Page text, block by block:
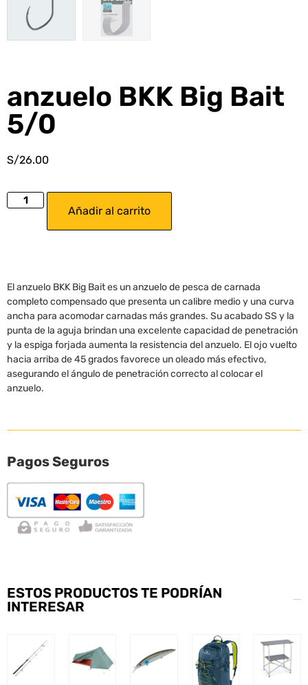
anzuelo BKK Big Bait
5/0
S/26.00
Añadir al carrito
El anzuelo BKK Big Bait es un anzuelo de pesca de carnada
completo compensado que presenta un calibre medio y una curva
ancha para acomodar carnadas más grandes. Su acabado SS y la
punta de la aguja brindan una excelente capacidad de penetración
y la espiga forjada aumenta la resistencia del anzuelo. El ojo vuelto
hacia arriba de 45 grados favorece un oleado más efectivo,
asegurando el ángulo de penetración correcto al colocar el
anzuelo.
Pagos Seguros
ESTOS PRODUCTOS TE PODRÍAN
INTERESAR